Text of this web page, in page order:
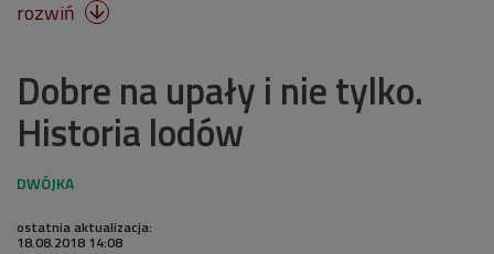
rozwiń 
Dobre na upały i nie tylko.
Historia lodów
ostatnia aktualizacja:
18.08.2018 14:08